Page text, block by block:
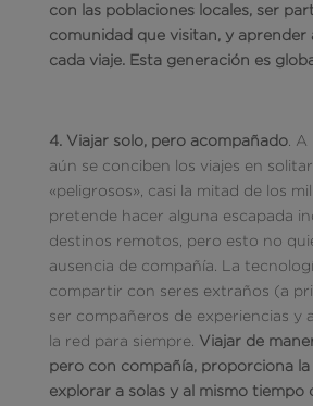
con las poblaciones locales, ser
comunidad que visitan, y aprender
cada viaje. Esta generación es
4. Viajar solo, pero acompañado. A
aún se conciben los viajes en
«peligrosos», casi la mitad de los
pretende hacer alguna escapada
destinos remotos, pero esto no
ausencia de compañía. La
compartir con seres extraños (a
ser compañeros de experiencias y
la red para siempre. Viajar de
pero con compañía, proporciona
explorar a solas y al mismo tiempo